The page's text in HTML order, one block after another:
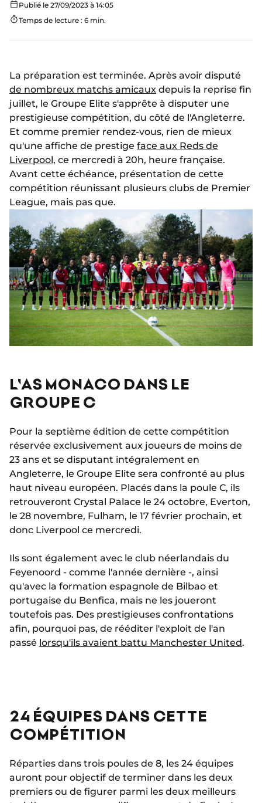
Publié le 27/09/2023 à 14:05
Temps de lecture : 6 min.
La préparation est terminée. Après avoir disputé
de nombreux matchs amicaux depuis la reprise fin
juillet, le Groupe Elite s'apprête à disputer une
prestigieuse compétition, du côté de l'Angleterre.
Et comme premier rendez-vous, rien de mieux
qu'une affiche de prestige face aux Reds de
Liverpool, ce mercredi à 20h, heure française.
Avant cette échéance, présentation de cette
compétition réunissant plusieurs clubs de Premier
League, mais pas que.
L'AS MONACO DANS LE
GROUPE C
Pour la septième édition de cette compétition
réservée exclusivement aux joueurs de moins de
23 ans et se disputant intégralement en
Angleterre, le Groupe Elite sera confronté au plus
haut niveau européen. Placés dans la poule C, ils
retrouveront Crystal Palace le 24 octobre, Everton,
le 28 novembre, Fulham, le 17 février prochain, et
donc Liverpool ce mercredi.
Ils sont également avec le club néerlandais du
Feyenoord - comme l'année dernière -, ainsi
qu'avec la formation espagnole de Bilbao et
portugaise du Benfica, mais ne les joueront
toutefois pas. Des prestigieuses confrontations
afin, pourquoi pas, de rééditer l'exploit de l'an
passé lorsqu'ils avaient battu Manchester United.
24 ÉQUIPES DANS CETTE
COMPÉTITION
Réparties dans trois poules de 8, les 24 équipes
auront pour objectif de terminer dans les deux
premiers ou de figurer parmi les deux meilleurs